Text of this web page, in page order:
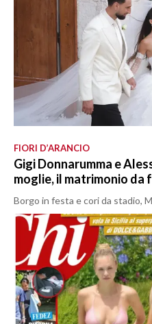
FIORI D’ARANCIO
Gigi Donnarumma e
moglie, il matrimonio da
Borgo in festa e cori da stadio,